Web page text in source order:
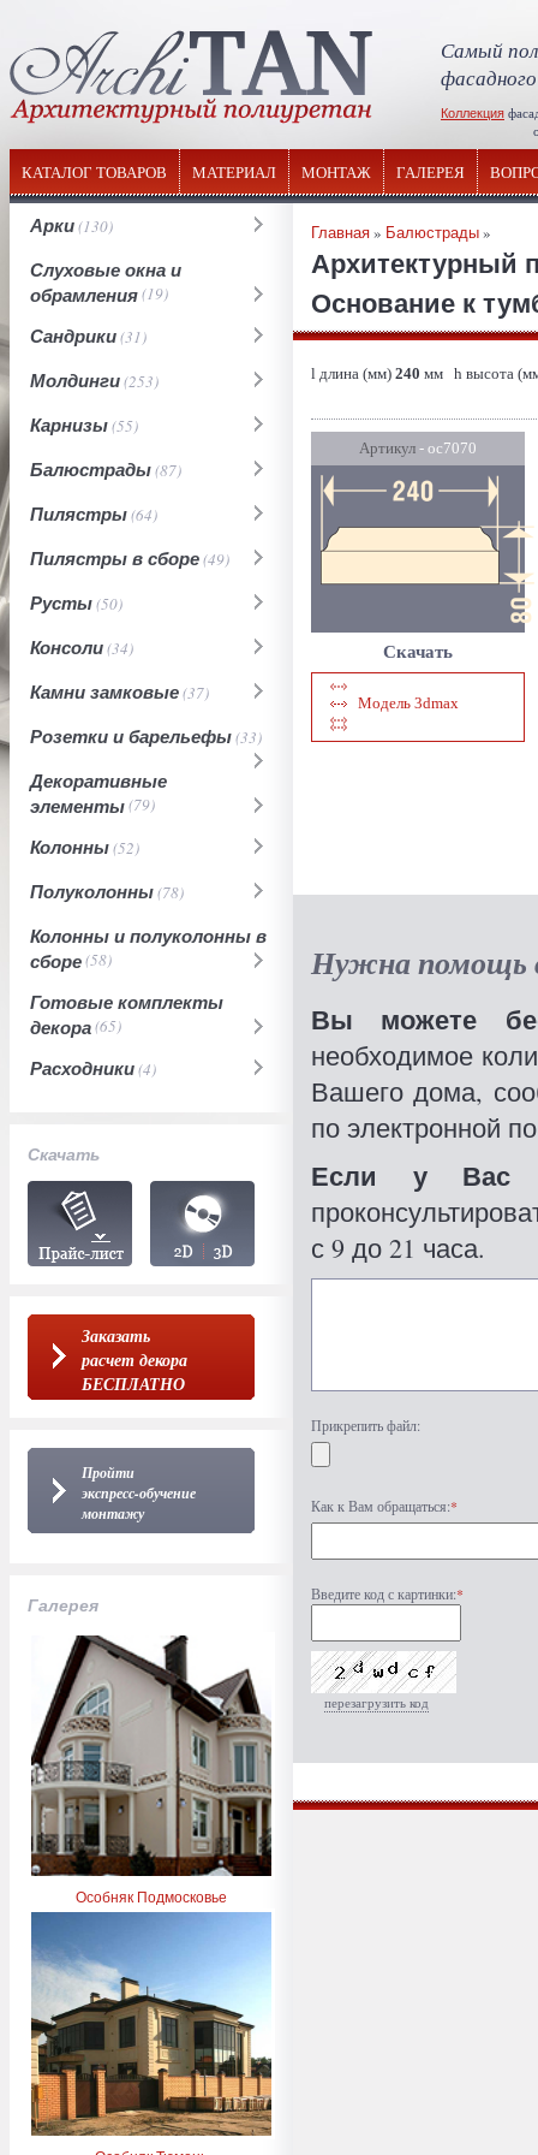
Самый
Коллекция
КАТАЛОГ ТОВАРОВ МАТЕРИАЛ МОНТАЖ ГАЛЕРЕЯ
Арки(130)
Слуховые окна и
обрамления(19)
Сандрики(31)
Молдинги(253)
Карнизы(55)
Балюстрады(87)
Пилястры(64)
Пилястры в сборе(49)
Русты(50)
Консоли(34)
Камни замковые(37)
Розетки и барельефы(33)
Декоративные
элементы(79)
Колонны(52)
Полуколонны(78)
Колонны и полуколонны в
сборе(58)
Готовые комплекты
декора(65)
Расходники(4)
Скачать
Заказать
расчет декора
БЕСПЛАТНО
Пройти
экспресс-обучение
монтажу
Галерея
Особняк Подмосковье
Главная» Балюстрады»
Архитектурный
Основание к
l длина (мм) 240 мм h высота
Артикул - ос7070
Скачать
Модель 3dmax
Нужна помощь
Вы можете
необходимое
Вашего дома,
по электронной
Если у Вас
с 9 до 21 часа.
Прикрепить файл:
Как к Вам обращаться:*
Введите код с картинки:*
перезагрузить код